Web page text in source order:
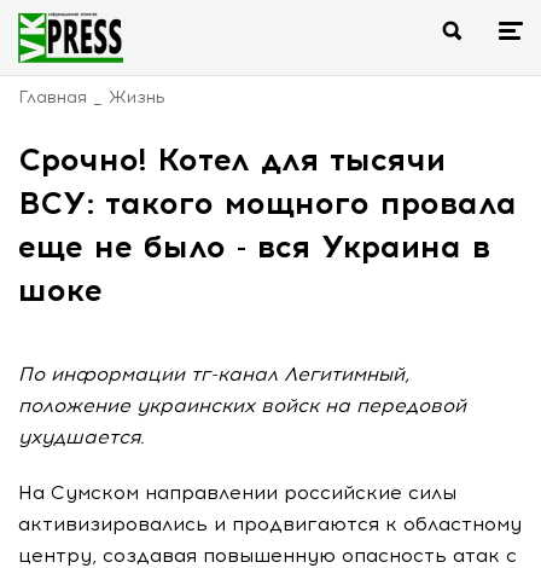
Главная Жизнь
Срочно! Котел для тысячи
ВСУ: такого мощного провала
еще не было - вся Украина в
шоке
По информации тг-канал Легитимный,
положение украинских войск на передовой
ухудшается.
На Сумском направлении российские силы
активизировались и продвигаются к областному
центру, создавая повышенную опасность атак с